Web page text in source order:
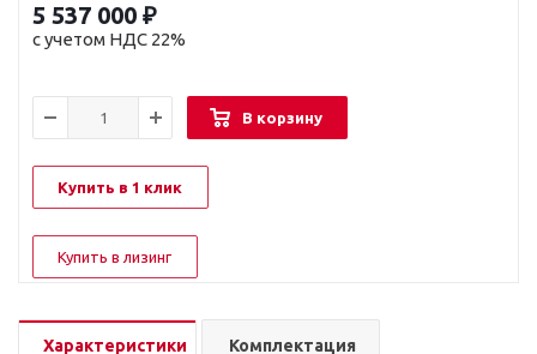
5 537 000 ₽
с учетом НДС 22%
В корзину
Купить в 1 клик
Купить в лизинг
Характеристики Комплектация